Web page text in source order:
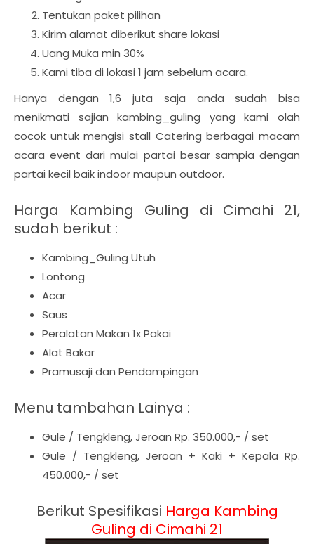
Tentukan paket pilihan
Kirim alamat diberikut share lokasi
Uang Muka min 30%
Kami tiba di lokasi 1 jam sebelum acara.
Hanya dengan 1,6 juta saja anda sudah bisa
menikmati sajian kambing_guling yang kami olah
cocok untuk mengisi stall Catering berbagai macam
acara event dari mulai partai besar sampia dengan
partai kecil baik indoor maupun outdoor.
Harga Kambing Guling di Cimahi 21,
sudah berikut :
Kambing_Guling Utuh
Lontong
Acar
Saus
Peralatan Makan 1x Pakai
Alat Bakar
Pramusaji dan Pendampingan
Menu tambahan Lainya :
Gule / Tengkleng, Jeroan Rp. 350.000,- / set
Gule / Tengkleng, Jeroan + Kaki + Kepala Rp.
450.000,- / set
Berikut Spesifikasi Harga Kambing
Guling di Cimahi 21